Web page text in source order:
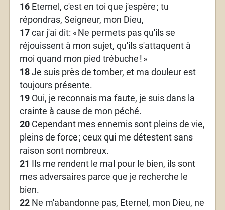
16Eternel, c'est en toi que j'espère ; tu
répondras, Seigneur, mon Dieu,
17car j'ai dit: «Ne permets pas qu'ils se
réjouissent à mon sujet, qu'ils s'attaquent à
moi quand mon pied trébuche ! »
18Je suis près de tomber, et ma douleur est
toujours présente.
19Oui, je reconnais ma faute, je suis dans la
crainte à cause de mon péché.
20Cependant mes ennemis sont pleins de vie,
pleins de force ; ceux qui me détestent sans
raison sont nombreux.
21 Ils me rendent le mal pour le bien, ils sont
mes adversaires parce que je recherche le
bien.
22Ne m'abandonne pas, Eternel, mon Dieu, ne